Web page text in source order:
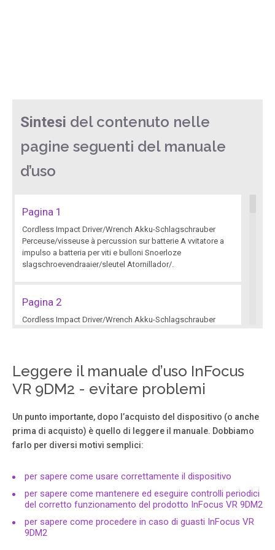
Sintesi del contenuto nelle
pagine seguenti del manuale
d’uso
Pagina 1
Cordless Impact Driver/Wrench Akku-Schlagschrauber
Perceuse/visseuse à percussion sur batterie A vvitatore a
impulso a batteria per viti e bulloni Snoerloze
slagschroevendraaier/sleutel Atornillador/.
Pagina 2
Cordless Impact Driver/Wrench Akku-Schlagschrauber
Pagina 3
(A) 5 4 1 (B) 2 3 M N 3 L R L T S U V U T , . , . Y Z [ 3mm
11.5mm 128 W.
2 3 12 11 14 13 O Q P 10 9 L R XX 16 15 20 19 21 18 17 L
(A) 5 4 1 (B) 2 3 M N 3 L R L T S U V U T , . , . Y Z [ 3mm
Leggere il manuale d’uso InFocus
VR 9DM2 - evitare problemi
Un punto importante, dopo l’acquisto del dispositivo (o anche
prima di acquisto) è quello di leggere il manuale. Dobbiamo
farlo per diversi motivi semplici:
per sapere come usare correttamente il dispositivo
per sapere come mantenere ed eseguire controlli periodici
del corretto funzionamento del prodotto InFocus VR 9DM2
per sapere come procedere in caso di guasti InFocus VR
9DM2